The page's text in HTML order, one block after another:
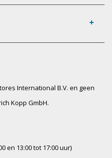
International B.V. en geen
Kopp GmbH.
en 13:00 tot 17:00 uur)